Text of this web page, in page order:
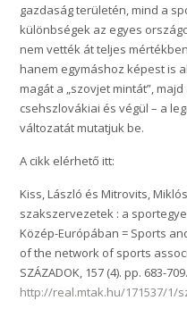
gazdaság területén, mind a
különbségek az egyes
nem vették át teljes
hanem egymáshoz képest is
magát a „szovjet mintát”,
csehszlovákiai és végül – a
változatát mutatjuk be.
A cikk elérhető itt:
Kiss, László és Mitrovits,
szakszervezetek : a
Közép-Európában = Sports
of the network of sports
SZÁZADOK, 157 (4). pp. 683-709.
http://real.mtak.hu/171537/1/